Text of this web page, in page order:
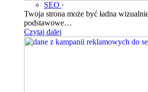
SEO ·
Twoja strona może być ładna
podstawowe…
Czytaj dalej